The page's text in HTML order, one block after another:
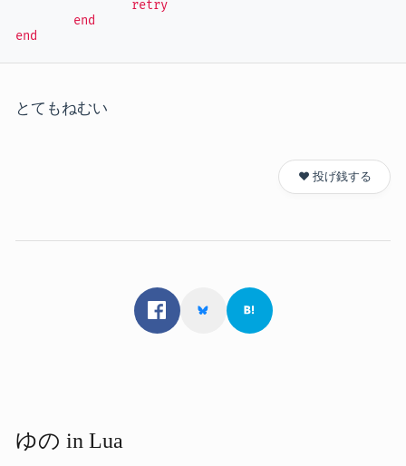
end
とてもねむい
❤️ 投げ銭する
ゆの​ in Lua